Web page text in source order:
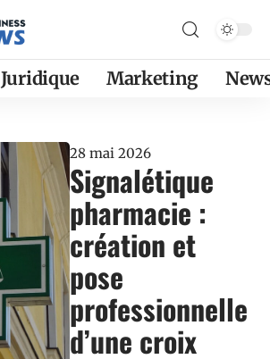
Juridique Marketing
28 mai 2026
Signalétique
pharmacie :
création et
pose
professionnelle
d’une croix